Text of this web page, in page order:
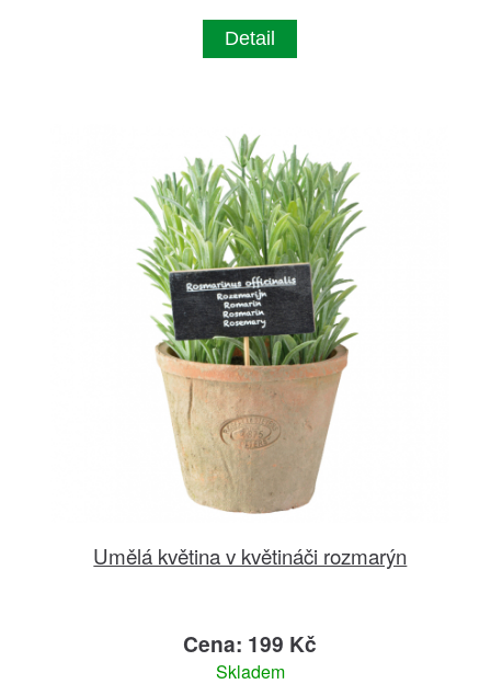
Detail
Umělá květina v květináči rozmarýn
Cena: 199 Kč
Skladem